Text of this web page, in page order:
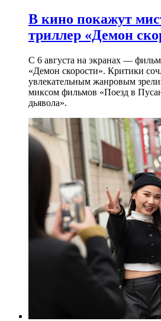
В кино покажут
триллер «Демон
С 6 августа на экранах —
«Демон скорости». Критики
увлекательным жанровым
миксом фильмов «Поезд в
дьявола».